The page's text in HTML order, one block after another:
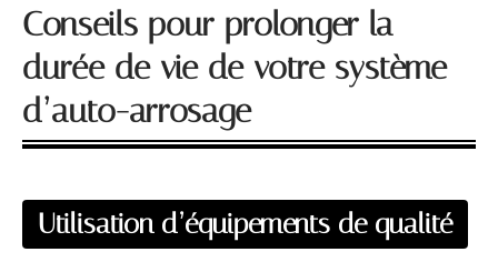
Conseils pour prolonger la
durée de vie de votre système
d’auto-arrosage
Utilisation d’équipements de qualité